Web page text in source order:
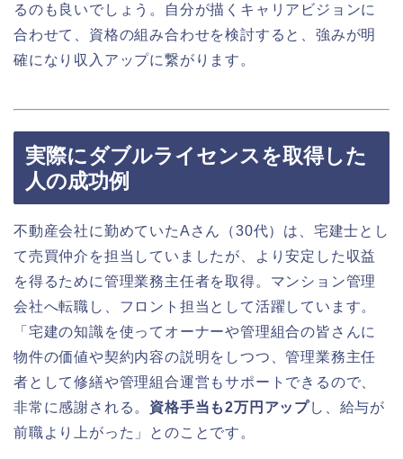
るのも良いでしょう。自分が描くキャリアビジョンに
合わせて、資格の組み合わせを検討すると、強みが明
確になり収入アップに繋がります。
実際にダブルライセンスを取得した
人の成功例
不動産会社に勤めていたAさん（30代）は、宅建士とし
て売買仲介を担当していましたが、より安定した収益
を得るために管理業務主任者を取得。マンション管理
会社へ転職し、フロント担当として活躍しています。
「宅建の知識を使ってオーナーや管理組合の皆さんに
物件の価値や契約内容の説明をしつつ、管理業務主任
者として修繕や管理組合運営もサポートできるので、
非常に感謝される。 資格手当も2万円アップし、給与が
前職より上がった」とのことです。